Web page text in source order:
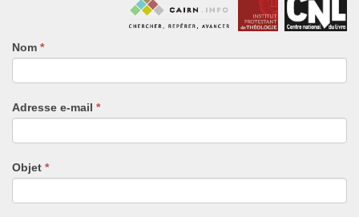
Nom *
Adresse e-mail *
Objet *
Si
vous
êtes
humain,
remplissez
ce